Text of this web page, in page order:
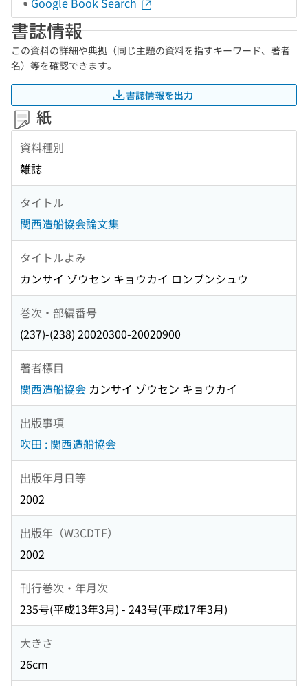
書誌情報
この資料の詳細や典拠（同じ主題の資料を指すキーワード、著者
名）等を確認できます。
書誌情報を出力
紙
資料種別
雑誌
タイトル
関西造船協会論文集
タイトルよみ
カンサイ ゾウセン キョウカイ ロンブンシュウ
巻次・部編番号
(237)-(238) 20020300-20020900
著者標目
関西造船協会 カンサイ ゾウセン キョウカイ
出版事項
吹田 : 関西造船協会
出版年月日等
2002
出版年（W3CDTF）
2002
刊行巻次・年月次
235号(平成13年3月) - 243号(平成17年3月)
大きさ
26cm